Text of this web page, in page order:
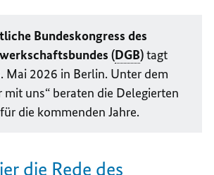
Bundeskongress des
(DGB)tagt
Mai 2026 in Berlin. Unter dem
mit uns“ beraten die Delegierten
die kommenden Jahre.
die Rede des